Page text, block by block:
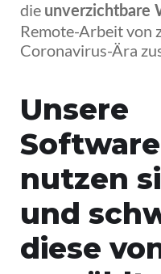
die unverzichtbare
Remote-Arbeit von
Coronavirus-Ära
Unsere
nutzen
und
diese